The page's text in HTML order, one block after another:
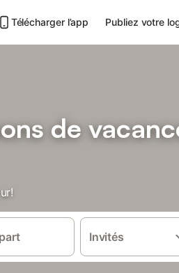
Télécharger l’app Publiez votre
de
Invités